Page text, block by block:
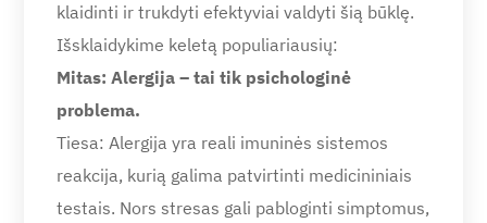
klaidinti ir trukdyti efektyviai valdyti šią būklę.
Išsklaidykime keletą populiariausių:
Mitas: Alergija – tai tik psichologinė
problema.
Tiesa: Alergija yra reali imuninės sistemos
reakcija, kurią galima patvirtinti medicininiais
testais. Nors stresas gali pabloginti simptomus,